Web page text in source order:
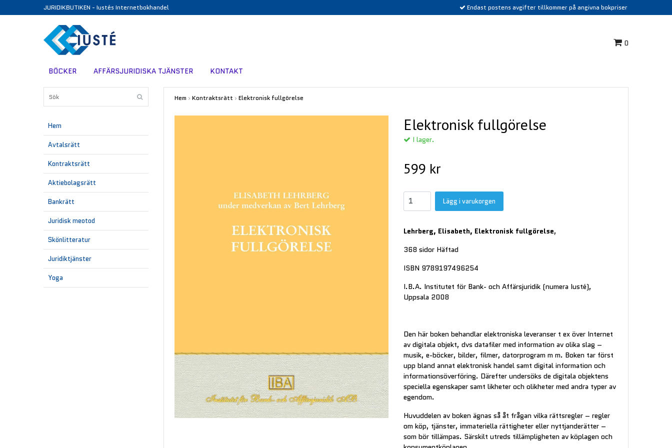
JURIDIKBUTIKEN - Iustés Internetbokhandel Endast postens avgifter tillkommer på angivna bokpriser
0
BÖCKER AFFÄRSJURIDISKA TJÄNSTER KONTAKT
Hem
Avtalsrätt
Kontraktsrätt
Aktiebolagsrätt
Bankrätt
Juridisk meotod
Skönlitteratur
Juridiktjänster
Yoga
Hem › Kontraktsrätt › Elektronisk fullgörelse
Elektronisk fullgörelse
I lager.
599 kr
Lägg i varukorgen
Lehrberg, Elisabeth, Elektronisk fullgörelse,
368 sidor Häftad
ISBN 9789197496254
I.B.A. Institutet för Bank- och Affärsjuridik (numera Iusté),
Uppsala 2008
Den här boken behandlar elektroniska leveranser t ex över Internet
av digitala objekt, dvs datafiler med information av olika slag –
musik, e-böcker, bilder, filmer, datorprogram m m. Boken tar först
upp bland annat elektronisk handel samt digital information och
informationsöverföring. Därefter undersöks de digitala objektens
speciella egenskaper samt likheter och olikheter med andra typer av
egendom.
Huvuddelen av boken ägnas så åt frågan vilka rättsregler – regler
om köp, tjänster, immateriella rättigheter eller nyttjanderätter –
som bör tillämpas. Särskilt utreds tillämpligheten av köplagen och